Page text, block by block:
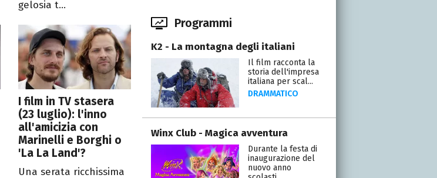
gelosia t...
I film in TV stasera
(23 luglio): l'inno
all'amicizia con
Marinelli e Borghi o
'La La Land'?
Una serata ricchissima
Programmi
K2 - La montagna degli italiani
Il film racconta la
storia dell'impresa
italiana per scal...
DRAMMATICO
Winx Club - Magica avventura
Durante la festa di
inaugurazione del
nuovo anno